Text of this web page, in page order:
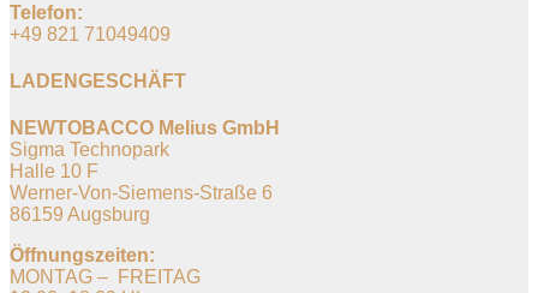
Telefon:
+49 821 71049409
LADENGESCHÄFT
NEWTOBACCO Melius GmbH
Sigma Technopark
Halle 10 F
Werner-Von-Siemens-Straße 6
86159 Augsburg
Öffnungszeiten:
MONTAG – FREITAG